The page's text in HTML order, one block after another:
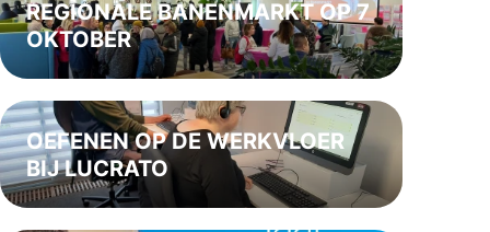
REGIONALE BANENMARKT OP 7
OKTOBER
OEFENEN OP DE WERKVLOER
BIJ LUCRATO